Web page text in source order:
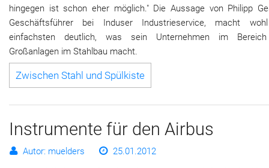
hingegen ist schon eher möglich." Die Aussage von Philipp
Geschäftsführer bei Induser Industrieservice, macht
einfachsten deutlich, was sein Unternehmen im
Großanlagen im Stahlbau macht.
Zwischen Stahl und Spülkiste
Instrumente für den Airbus
Autor: muelders 25.01.2012